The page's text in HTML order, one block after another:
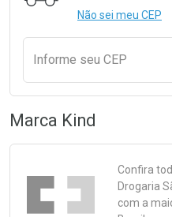
Não sei meu CEP
Informe seu CEP
Marca Kind
Confira
Drogaria
com a